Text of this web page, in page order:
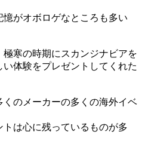
がオボロゲなところも多い
寒の時期にスカンジナビアを
体験をプレゼントしてくれた
くのメーカーの多くの海外イベ
は心に残っているものが多